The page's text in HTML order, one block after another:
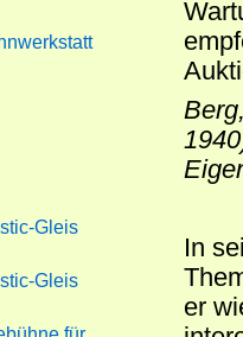
In
er
Gleis
Gleis